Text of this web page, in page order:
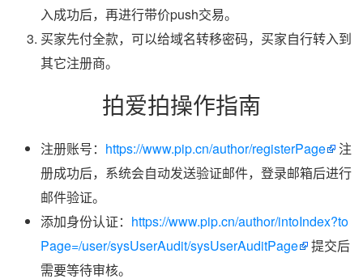
入成功后，再进行带价push交易。
买家先付全款，可以给域名转移密码，买家自行转入到
其它注册商。
拍爱拍操作指南
注册账号： https://www.pip.cn/author/registerPage
注
册成功后，系统会自动发送验证邮件，登录邮箱后进行
邮件验证。
添加身份认证： https://www.pip.cn/author/intoIndex?to
Page=/user/sysUserAudit/sysUserAuditPage
提交后
需要等待审核。